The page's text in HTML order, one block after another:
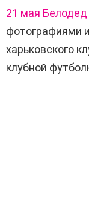
21 мая Белодед
фотографиями
харьковского
клубной